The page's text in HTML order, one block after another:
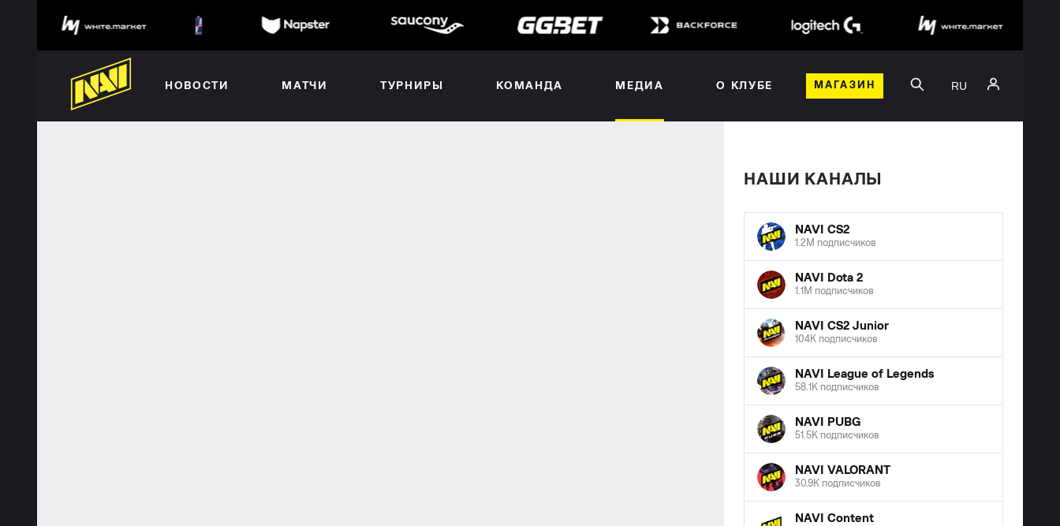
НОВОСТИ МАТЧИ ТУРНИРЫ КОМАНДА МЕДИА О КЛУБЕ МАГАЗИН RU
НАШИ КАНАЛЫ
NAVI CS2
1.2M подписчиков
NAVI Dota 2
1.1M подписчиков
NAVI CS2 Junior
104K подписчиков
NAVI League of Legends
58.1K подписчиков
NAVI PUBG
51.5K подписчиков
NAVI VALORANT
30.9K подписчиков
NAVI Content